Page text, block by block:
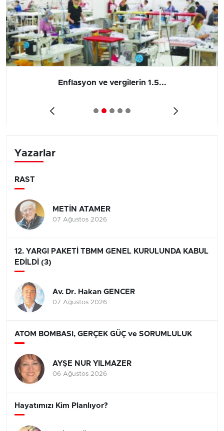
Enflasyon ve vergilerin 1.5...
Yazarlar
RAST
METİN ATAMER
07 Ağustos 2026
12. YARGI PAKETİ TBMM GENEL KURULUNDA KABUL
EDİLDİ (3)
Av. Dr. Hakan GENCER
07 Ağustos 2026
ATOM BOMBASI, GERÇEK GÜÇ ve SORUMLULUK
AYŞE NUR YILMAZER
06 Ağustos 2026
Hayatımızı Kim Planlıyor?